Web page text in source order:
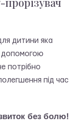
дитини яка
допомогою
потрібно
під час
без болю!